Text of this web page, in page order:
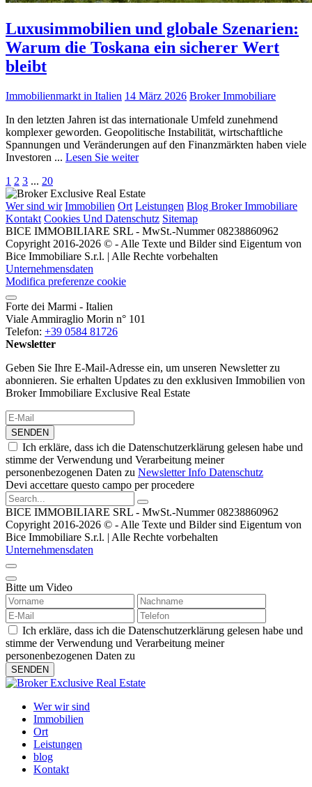
Luxusimmobilien und globale Szenarien:
Warum die Toskana ein sicherer Wert
bleibt
Immobilienmarkt in Italien 14 März 2026 Broker Immobiliare
In den letzten Jahren ist das internationale Umfeld zunehmend
komplexer geworden. Geopolitische Instabilität, wirtschaftliche
Spannungen und Veränderungen auf den Finanzmärkten haben viele
Investoren ... Lesen Sie weiter
1 2 3 ... 20
Wer sind wir Immobilien Ort Leistungen Blog Broker Immobiliare
Kontakt Cookies Und Datenschutz Sitemap
BICE IMMOBILIARE SRL - MwSt.-Nummer 08238860962
Copyright 2016-2026 © - Alle Texte und Bilder sind Eigentum von
Bice Immobiliare S.r.l. | Alle Rechte vorbehalten
Unternehmensdaten
Modifica preferenze cookie
Forte dei Marmi - Italien
Viale Ammiraglio Morin n° 101
Telefon: +39 0584 81726
Newsletter
Geben Sie Ihre E-Mail-Adresse ein, um unseren Newsletter zu
abonnieren. Sie erhalten Updates zu den exklusiven Immobilien von
Broker Immobiliare Exclusive Real Estate
SENDEN
Ich erkläre, dass ich die Datenschutzerklärung gelesen habe und
stimme der Verwendung und Verarbeitung meiner
personenbezogenen Daten zu Newsletter Info Datenschutz
Devi accettare questo campo per procedere
BICE IMMOBILIARE SRL - MwSt.-Nummer 08238860962
Copyright 2016-2026 © - Alle Texte und Bilder sind Eigentum von
Bice Immobiliare S.r.l. | Alle Rechte vorbehalten
Unternehmensdaten
Bitte um Video
Ich erkläre, dass ich die Datenschutzerklärung gelesen habe und
stimme der Verwendung und Verarbeitung meiner
personenbezogenen Daten zu
Wer wir sind
Immobilien
Ort
Leistungen
blog
Kontakt